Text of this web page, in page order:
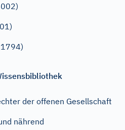
der offenen Gesellschaft
nährend